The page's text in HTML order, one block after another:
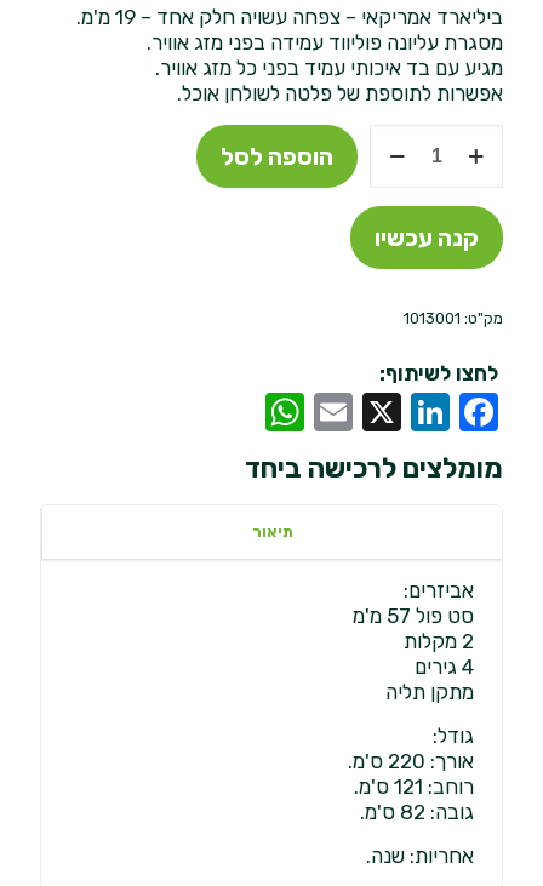
ביליארד אמריקאי – צפחה עשויה חלק אחד – 19 מ'מ.
מסגרת עליונה פוליווד עמידה בפני מזג אוויר.
מגיע עם בד איכותי עמיד בפני כל מזג אוויר.
אפשרות לתוספת של פלטה לשולחן אוכל.
של
שולחן
Neptune
Outdoor
דגם
7
פיט
פלטת
לשימוש
הוספה לסל
קנה עכשיו
מק"ט: 1013001
לחצו לשיתוף:
Facebook
LinkedIn
X
Email
מומלצים לרכישה ביחד
תיאור
אביזרים:
סט פול 57 מ'מ
2 מקלות
4 גירים
מתקן תליה
גודל:
אורך: 220 ס'מ.
רוחב: 121 ס'מ.
גובה: 82 ס'מ.
אחריות: שנה.